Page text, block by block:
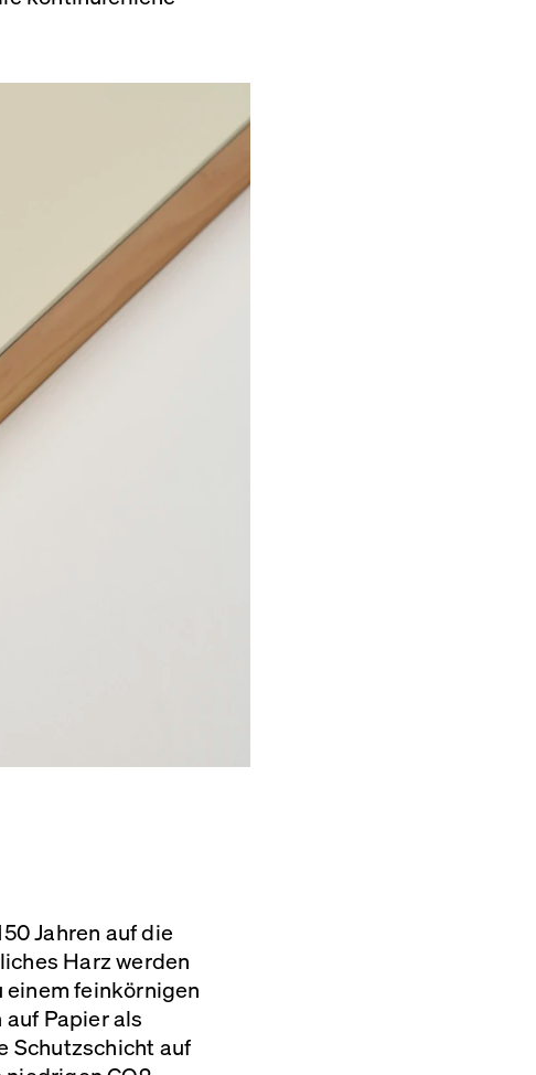
Jahren auf die
Harz werden
feinkörnigen
Papier als
Schutzschicht auf